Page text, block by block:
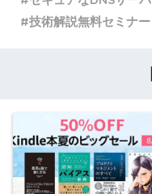
技術解説無料セミナー